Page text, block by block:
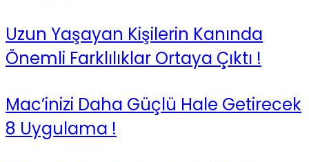
Uzun Yaşayan Kişilerin Kanında
Önemli Farklılıklar Ortaya Çıktı !
Mac’inizi Daha Güçlü Hale Getirecek
8 Uygulama !